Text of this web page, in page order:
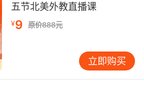
就是舌头与上排内牙龈之间发
是舌头贴着上颚而发出的一种
五节北美外教直播课
¥9 原价888元
立即购买